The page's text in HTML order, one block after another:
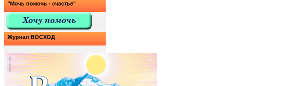
"Мочь помочь - счастье"
Журнал ВОСХОД